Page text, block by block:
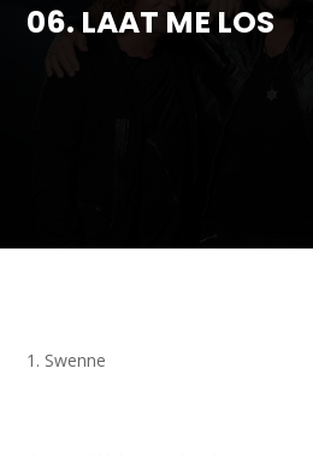
06. LAAT ME LOS
Swenne